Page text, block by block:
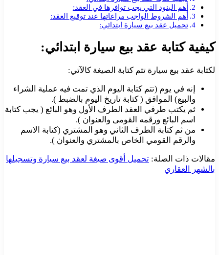
أهم البنود التي يجب توافرها في العقد:
أهم الشروط الواجب مراعاتها عند توقيع العقد:
تحميل عقد بيع سيارة ابتدائي:
كيفية كتابة عقد بيع سيارة ابتدائي:
لكتابة عقد بيع سيارة تتم كتابة الصيغة كالآتي:
إنه في يوم (تتم كتابة اليوم الذي تمت فيه عملية الشراء
والبيع) الموافق ( كتابة تاريخ اليوم بالضبط ).
ثم يكتب طرفي العقد الطرف الأول وهو البائع ( يجب كتابة
اسم البائع ورقمه القومى والعنوان ).
من ثم كتابة الطرف الثاني وهو المشتري (كتابة الاسم
والرقم القومي الخاص بالمشتري والعنوان ).
مقالات ذات الصلة: تحميل أقوى صيغة لعقد بيع سيارة وتسجيلها
بالشهر العقاري